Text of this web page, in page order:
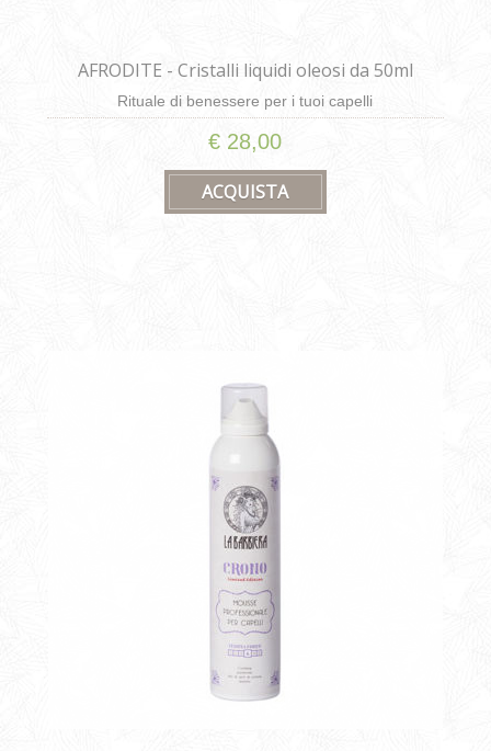
AFRODITE - Cristalli liquidi oleosi da 50ml
Rituale di benessere per i tuoi capelli
€ 28,00